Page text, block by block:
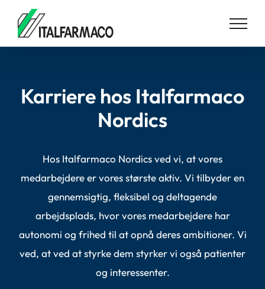
content
Karriere hos Italfarmaco
Nordics
Hos Italfarmaco Nordics ved vi, at vores
medarbejdere er vores største aktiv. Vi tilbyder en
gennemsigtig, fleksibel og deltagende
arbejdsplads, hvor vores medarbejdere har
autonomi og frihed til at opnå deres ambitioner. Vi
ved, at ved at styrke dem styrker vi også patienter
og interessenter.